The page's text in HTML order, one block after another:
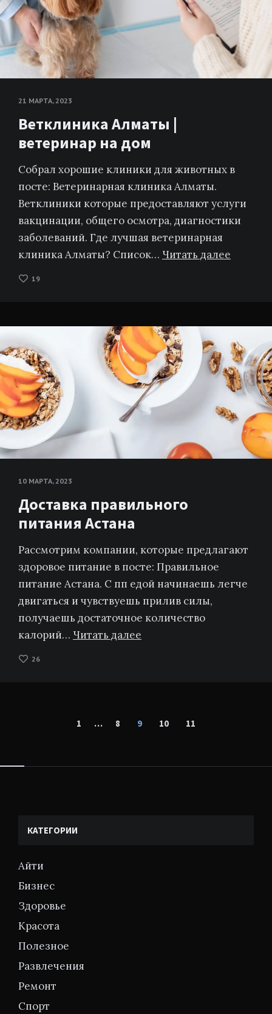
21 МАРТА, 2023
Ветклиника Алматы |
ветеринар на дом
Собрал хорошие клиники для животных в
посте: Ветеринарная клиника Алматы.
Ветклиники которые предоставляют услуги
вакцинации, общего осмотра, диагностики
заболеваний. Где лучшая ветеринарная
клиника Алматы? Список… Читать далее
19
10 МАРТА, 2023
Доставка правильного
питания Астана
Рассмотрим компании, которые предлагают
здоровое питание в посте: Правильное
питание Астана. С пп едой начинаешь легче
двигаться и чувствуешь прилив силы,
получаешь достаточное количество
калорий… Читать далее
26
Пагинация
1 … 8 9 10 11
КАТЕГОРИИ
Айти
Бизнес
Здоровье
Красота
Полезное
Развлечения
Ремонт
Спорт